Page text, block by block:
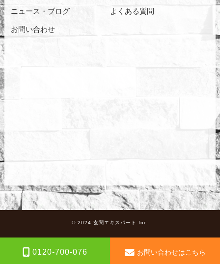
0120-700-076 お問い合わせはこちら
ニュース・ブログ よくある質問
お問い合わせ
© 2024 玄関エキスパート Inc.